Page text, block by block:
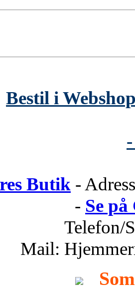
Bestil i
Butik -
- Se
Telefon/
Mail: